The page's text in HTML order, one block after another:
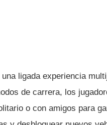
ligada experiencia
de carrera, los
o con amigos para